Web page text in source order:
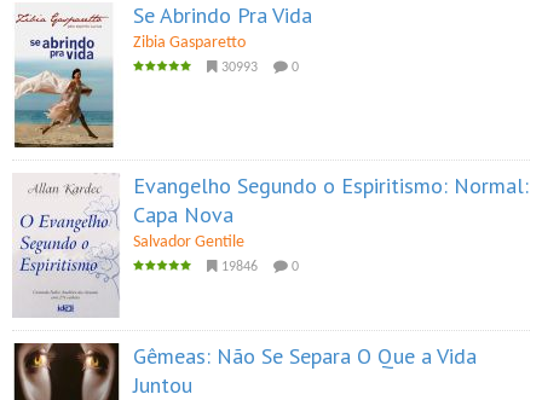
Se Abrindo Pra Vida
Zibia Gasparetto
30993 0
Evangelho Segundo o Espiritismo: Normal:
Capa Nova
Salvador Gentile
19846 0
Gêmeas: Não Se Separa O Que a Vida
Juntou